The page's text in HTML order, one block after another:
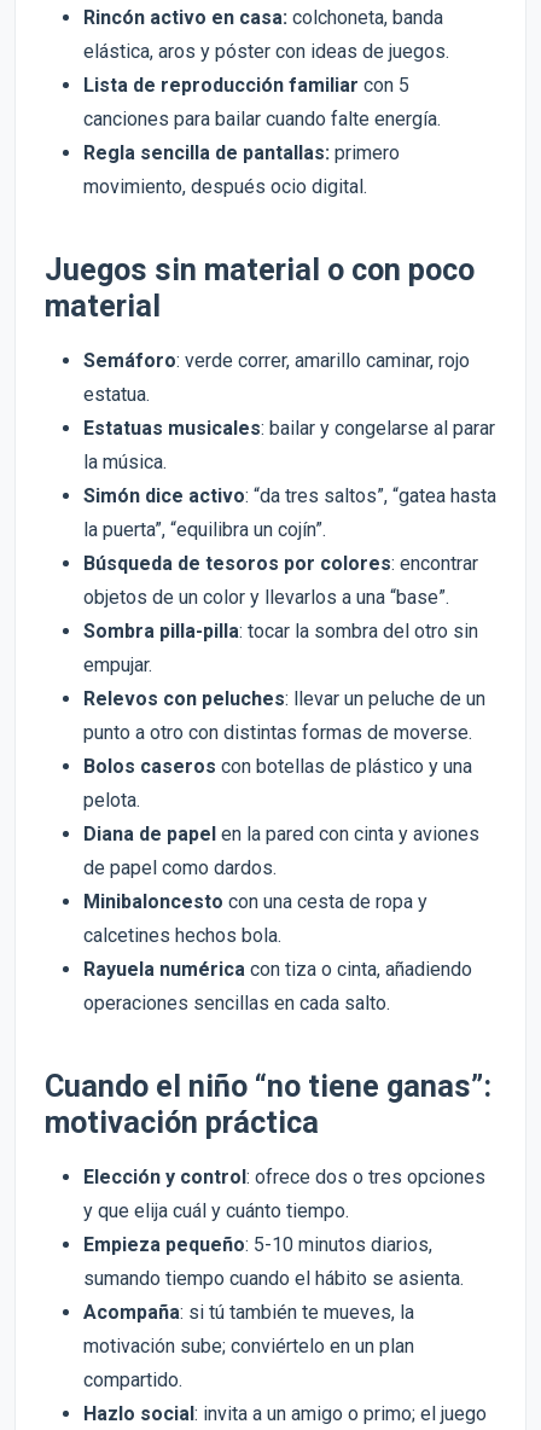
Rincón activo en casa: colchoneta, banda
elástica, aros y póster con ideas de juegos.
Lista de reproducción familiar con 5
canciones para bailar cuando falte energía.
Regla sencilla de pantallas: primero
movimiento, después ocio digital.
Juegos sin material o con poco
material
Semáforo: verde correr, amarillo caminar, rojo
estatua.
Estatuas musicales: bailar y congelarse al parar
la música.
Simón dice activo: “da tres saltos”, “gatea hasta
la puerta”, “equilibra un cojín”.
Búsqueda de tesoros por colores: encontrar
objetos de un color y llevarlos a una “base”.
Sombra pilla-pilla: tocar la sombra del otro sin
empujar.
Relevos con peluches: llevar un peluche de un
punto a otro con distintas formas de moverse.
Bolos caseros con botellas de plástico y una
pelota.
Diana de papel en la pared con cinta y aviones
de papel como dardos.
Minibaloncesto con una cesta de ropa y
calcetines hechos bola.
Rayuela numérica con tiza o cinta, añadiendo
operaciones sencillas en cada salto.
Cuando el niño “no tiene ganas”:
motivación práctica
Elección y control : ofrece dos o tres opciones
y que elija cuál y cuánto tiempo.
Empieza pequeño: 5-10 minutos diarios,
sumando tiempo cuando el hábito se asienta.
Acompaña: si tú también te mueves, la
motivación sube; conviértelo en un plan
compartido.
Hazlo social : invita a un amigo o primo; el juego